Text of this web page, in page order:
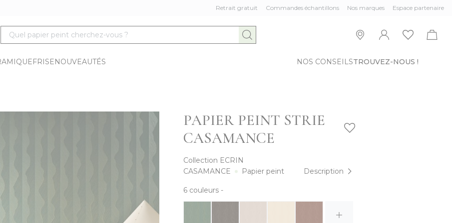
Retrait gratuit Commandes échantillons Nos marques Espace partenaire
Quel papier peint cherchez-vous ?
FRISENOUVEAUTÉS NOS CONSEILSTROUVEZ-NOUS !
PAPIER PEINT STRIE
CASAMANCE
Collection ECRIN
CASAMANCE
Papier peint Description
6 couleurs -